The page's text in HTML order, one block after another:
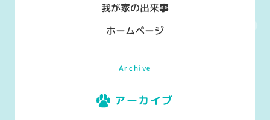
我が家の出来事
ホームページ
Archive
アーカイブ